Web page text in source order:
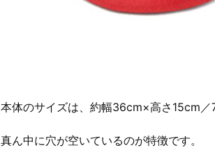
本体のサイズは、約幅36cm×高さ15cm／
真ん中に穴が空いているのが特徴です。